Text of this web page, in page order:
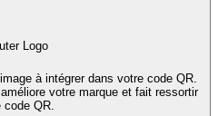
Logo
à intégrer dans votre code QR.
votre marque et fait ressortir
code QR.